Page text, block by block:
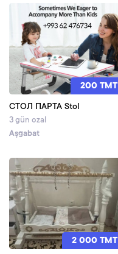
200 TMT
СТОЛ ПАРТА Stol
3 gün ozal
Aşgabat
2 000 TMT